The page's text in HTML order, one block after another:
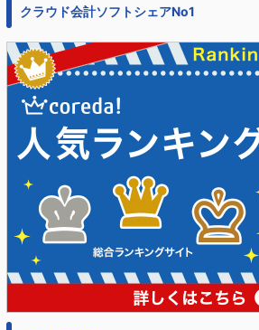
クラウド会計ソフトシェアNo1